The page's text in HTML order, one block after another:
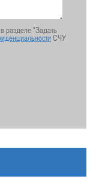
разделе "Задать
СЧУ